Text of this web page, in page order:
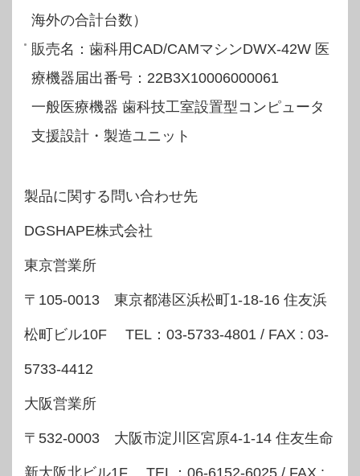
海外の合計台数）
販売名：歯科用CAD/CAMマシンDWX-42W 医
療機器届出番号：22B3X10006000061
一般医療機器 歯科技工室設置型コンピュータ
支援設計・製造ユニット
製品に関する問い合わせ先
DGSHAPE株式会社
東京営業所
〒105-0013 東京都港区浜松町1-18-16 住友浜
松町ビル10F TEL：03-5733-4801 / FAX : 03-
5733-4412
大阪営業所
〒532-0003 大阪市淀川区宮原4-1-14 住友生命
新大阪北ビル1F TEL：06-6152-6025 / FAX :